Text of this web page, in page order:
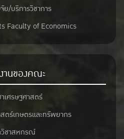
ย/บริการวิชาการ
Faculty of Economics
านของคณะ
เศรษฐศาสตร์
ตร์เกษตรและทรัพยากร
ชาสหกรณ์